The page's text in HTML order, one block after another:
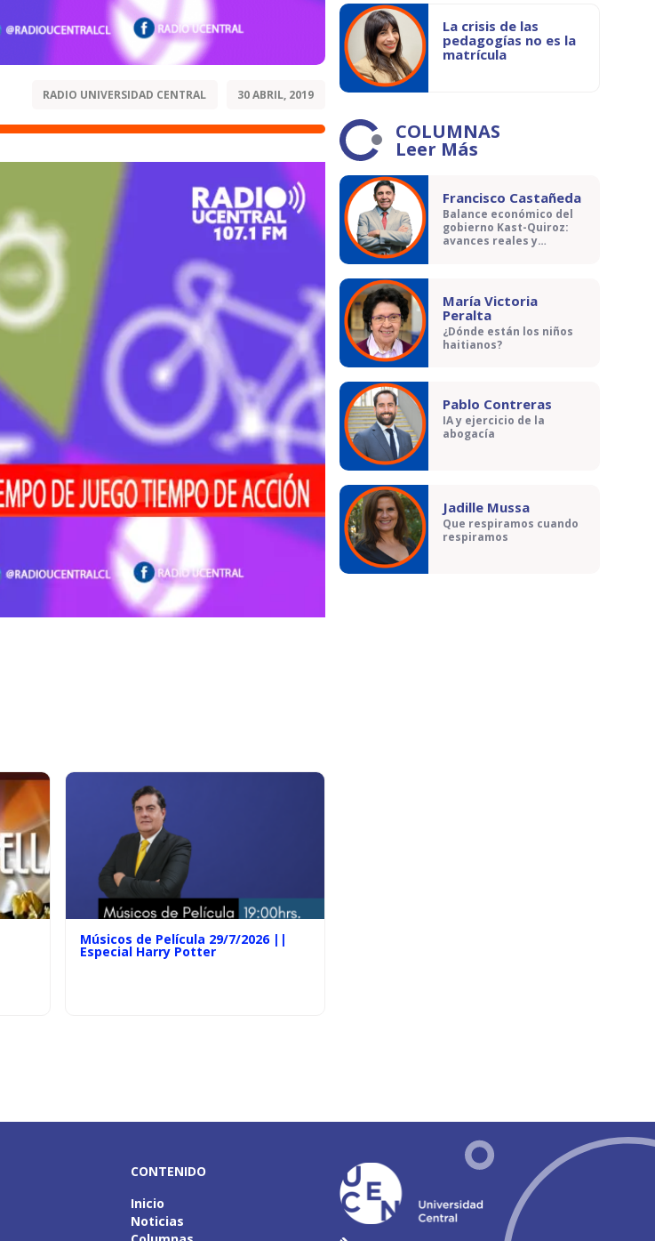
RADIO UNIVERSIDAD CENTRAL 30 ABRIL, 2019
Músicos de Película 29/7/2026 ||
Especial Harry Potter
La crisis de las
pedagogías no es la
matrícula
COLUMNAS
Leer Más
Francisco Castañeda
Balance económico del
gobierno Kast-Quiroz:
avances reales y
María Victoria
Peralta
¿Dónde están los niños
haitianos?
Pablo Contreras
IA y ejercicio de la
abogacía
Jadille Mussa
Que respiramos cuando
respiramos
CONTENIDO
Inicio
Noticias